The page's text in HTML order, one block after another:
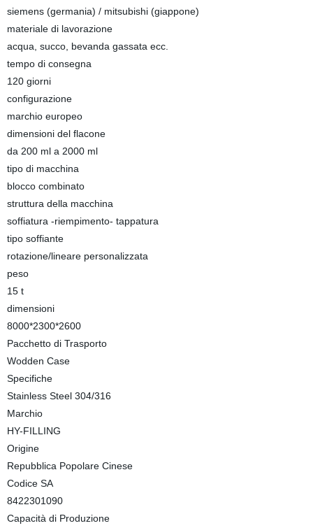
siemens (germania) / mitsubishi (giappone)
materiale di lavorazione
acqua, succo, bevanda gassata ecc.
tempo di consegna
120 giorni
configurazione
marchio europeo
dimensioni del flacone
da 200 ml a 2000 ml
tipo di macchina
blocco combinato
struttura della macchina
soffiatura -riempimento- tappatura
tipo soffiante
rotazione/lineare personalizzata
peso
15 t
dimensioni
8000*2300*2600
Pacchetto di Trasporto
Wodden Case
Specifiche
Stainless Steel 304/316
Marchio
HY-FILLING
Origine
Repubblica Popolare Cinese
Codice SA
8422301090
Capacità di Produzione